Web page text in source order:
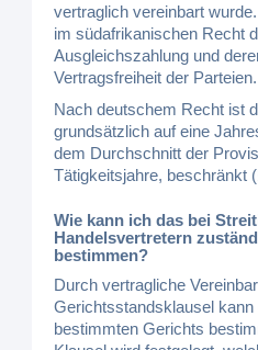
vertraglich vereinbart
im südafrikanischen Recht
Ausgleichszahlung und
Vertragsfreiheit der Parteien.
Nach deutschem Recht ist
grundsätzlich auf eine
dem Durchschnitt der
Tätigkeitsjahre, beschränkt
Wie kann ich das bei
Handelsvertretern
bestimmen?
Durch vertragliche
Gerichtsstandsklausel kann
bestimmten Gerichts